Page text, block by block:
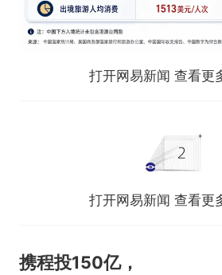
打开网易新闻 查看更
打开网易新闻 查看更
携程投150亿，